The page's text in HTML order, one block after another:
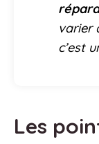
varier
c’est
Les